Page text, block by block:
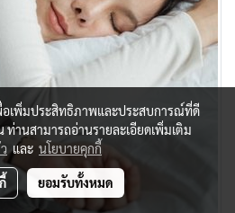
อเพิ่มประสิทธิภาพและประสบการณ์ที่ดี
ท่านสามารถอ่านรายละเอียดเพิ่มเติม
และ นโยบายคุกกี้
ยอมรับทั้งหมด